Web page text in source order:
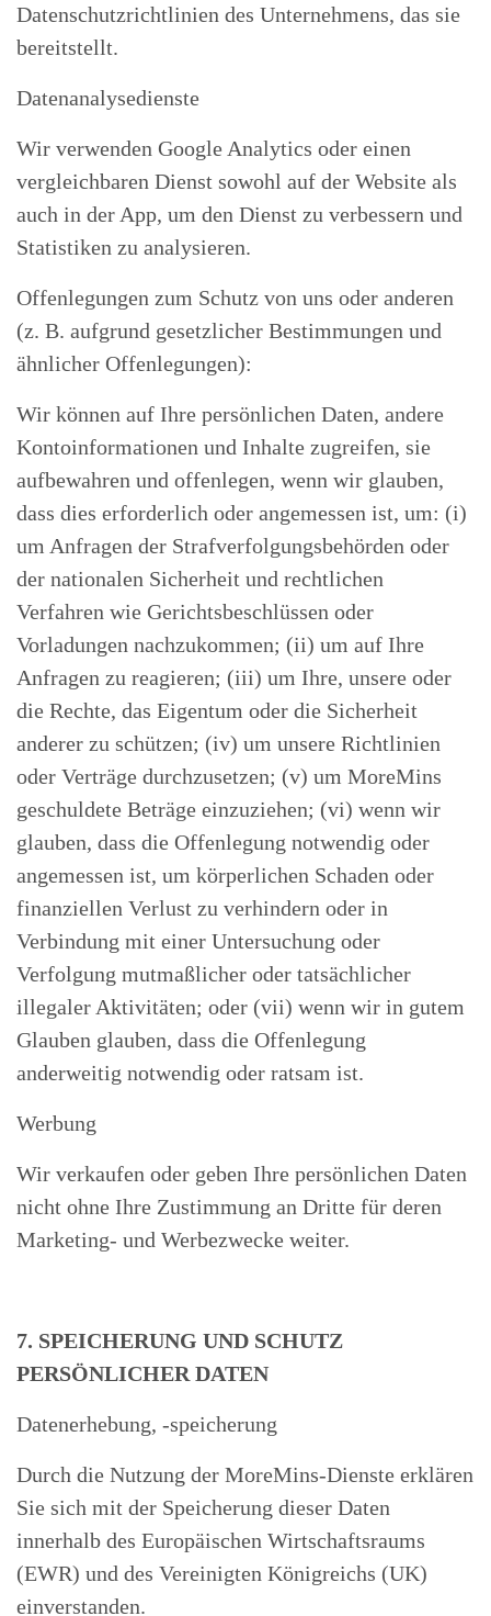
Datenschutzrichtlinien des Unternehmens, das sie
bereitstellt.
Datenanalysedienste
Wir verwenden Google Analytics oder einen
vergleichbaren Dienst sowohl auf der Website als
auch in der App, um den Dienst zu verbessern und
Statistiken zu analysieren.
Offenlegungen zum Schutz von uns oder anderen
(z. B. aufgrund gesetzlicher Bestimmungen und
ähnlicher Offenlegungen):
Wir können auf Ihre persönlichen Daten, andere
Kontoinformationen und Inhalte zugreifen, sie
aufbewahren und offenlegen, wenn wir glauben,
dass dies erforderlich oder angemessen ist, um: (i)
um Anfragen der Strafverfolgungsbehörden oder
der nationalen Sicherheit und rechtlichen
Verfahren wie Gerichtsbeschlüssen oder
Vorladungen nachzukommen; (ii) um auf Ihre
Anfragen zu reagieren; (iii) um Ihre, unsere oder
die Rechte, das Eigentum oder die Sicherheit
anderer zu schützen; (iv) um unsere Richtlinien
oder Verträge durchzusetzen; (v) um MoreMins
geschuldete Beträge einzuziehen; (vi) wenn wir
glauben, dass die Offenlegung notwendig oder
angemessen ist, um körperlichen Schaden oder
finanziellen Verlust zu verhindern oder in
Verbindung mit einer Untersuchung oder
Verfolgung mutmaßlicher oder tatsächlicher
illegaler Aktivitäten; oder (vii) wenn wir in gutem
Glauben glauben, dass die Offenlegung
anderweitig notwendig oder ratsam ist.
Werbung
Wir verkaufen oder geben Ihre persönlichen Daten
nicht ohne Ihre Zustimmung an Dritte für deren
Marketing- und Werbezwecke weiter.
7. SPEICHERUNG UND SCHUTZ
PERSÖNLICHER DATEN
Datenerhebung, -speicherung
Durch die Nutzung der MoreMins-Dienste erklären
Sie sich mit der Speicherung dieser Daten
innerhalb des Europäischen Wirtschaftsraums
(EWR) und des Vereinigten Königreichs (UK)
einverstanden.